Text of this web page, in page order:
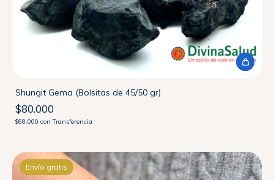
Shungit Gema (Bolsitas de 45/50 gr)
$80.000
$68.000 con Transferencia
Envío gratis